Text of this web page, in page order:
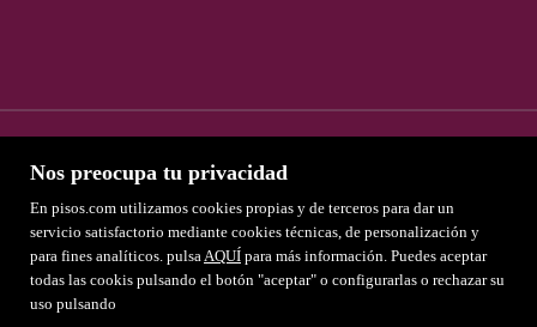
Nos preocupa tu privacidad
En pisos.com utilizamos cookies propias y de terceros para dar un
servicio satisfactorio mediante cookies técnicas, de personalización y
para fines analíticos. pulsaAQUÍ para más información. Puedes aceptar
todas las cookis pulsando el botón "aceptar" o configurarlas o rechazar su
uso pulsando
Destacados
Aviso Legal
Favoritos